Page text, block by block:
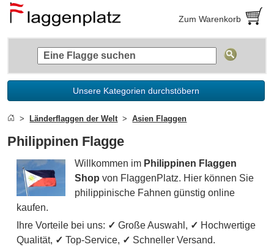
Zum Warenkorb
Unsere Kategorien durchstöbern
Länderflaggen der Welt Asien Flaggen
Philippinen Flagge
Willkommen im Philippinen Flaggen
Shop von FlaggenPlatz. Hier können Sie
philippinische Fahnen günstig online
kaufen.
Ihre Vorteile bei uns: ✓ Große Auswahl, ✓ Hochwertige
Qualität, ✓ Top-Service, ✓ Schneller Versand.